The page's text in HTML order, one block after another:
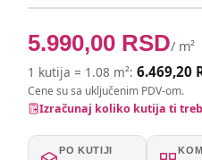
5.990,00 RSD/ m²
1 kutija = 1.08 m²: 6.469,20
Cene su sa uključenim PDV-om.
Izračunaj koliko kutija ti
PO KUTIJI